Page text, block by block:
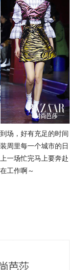
场，好有充足的时间
周里每一个城市的日
一场忙完马上要奔赴
工作啊～